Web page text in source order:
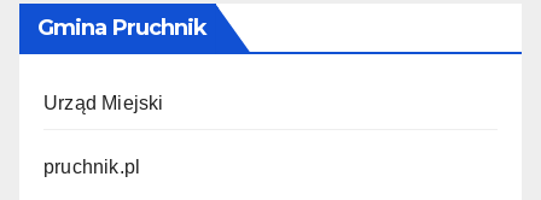
Gmina Pruchnik
Urząd Miejski
pruchnik.pl